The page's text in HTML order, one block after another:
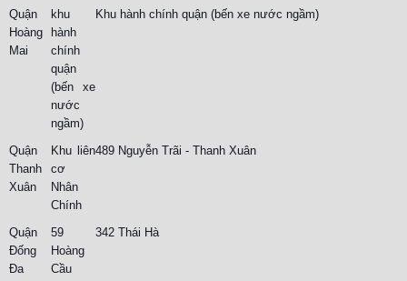
Quận
Hoàng
Mai
khu
hành
chính
quận
(bến xe
nước
ngầm)
Khu hành chính quận (bến xe nước ngầm)
Quận
Thanh
Xuân
Khu liên
cơ
Nhân
Chính
489 Nguyễn Trãi - Thanh Xuân
Quận
Đống
Đa
59
Hoàng
Cầu
342 Thái Hà